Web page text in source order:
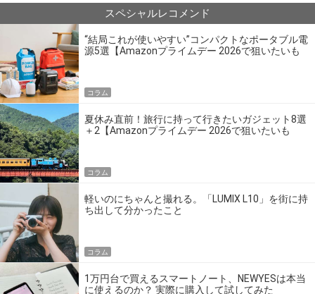
スペシャルレコメンド
“結局これが使いやすい”コンパクトなポータブル電
源5選【Amazonプライムデー 2026で狙いたいも
コラム
夏休み直前！旅行に持って行きたいガジェット8選
＋2【Amazonプライムデー 2026で狙いたいも
コラム
軽いのにちゃんと撮れる。「LUMIX L10」を街に持
ち出して分かったこと
コラム
1万円台で買えるスマートノート、NEWYESは本当
に使えるのか？ 実際に購入して試してみた